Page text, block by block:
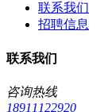
联系我们
招聘信息
联系我们
咨询热线
18911122920